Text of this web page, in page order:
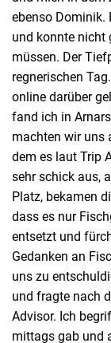
ebenso Dominik.
und konnte nicht
müssen. Der
regnerischen
online darüber
fand ich in
machten wir uns
dem es laut Trip
sehr schick aus,
Platz, bekamen
dass es nur
entsetzt und
Gedanken an
uns zu
und fragte nach
Advisor. Ich
mittags gab und